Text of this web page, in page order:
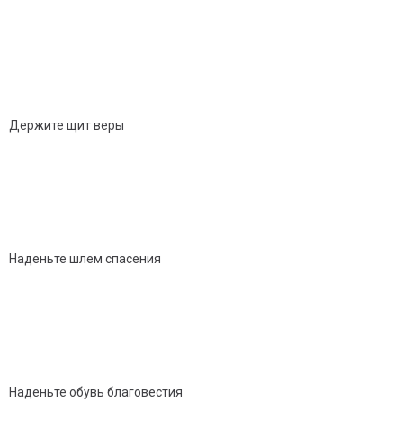
Держите щит веры
Наденьте шлем спасения
Наденьте обувь благовестия